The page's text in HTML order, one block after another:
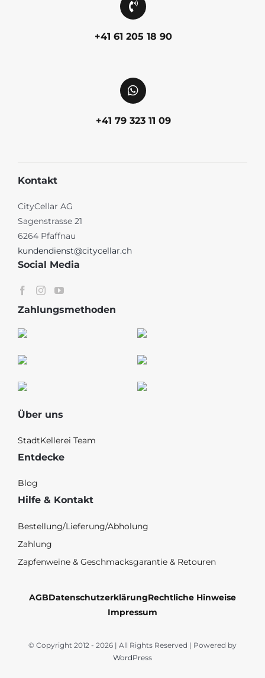
+41 61 205 18 90
+41 79 323 11 09
Kontakt
CityCellar AG
Sagenstrasse 21
6264 Pfaffnau
kundendienst@citycellar.ch
Social Media
Zahlungsmethoden
Über uns
StadtKellerei Team
Entdecke
Blog
Hilfe & Kontakt
Bestellung/Lieferung/Abholung
Zahlung
Zapfenweine & Geschmacksgarantie & Retouren
AGBDatenschutzerklärungRechtliche Hinweise
Impressum
© Copyright 2012 - 2026 | All Rights Reserved | Powered by
WordPress